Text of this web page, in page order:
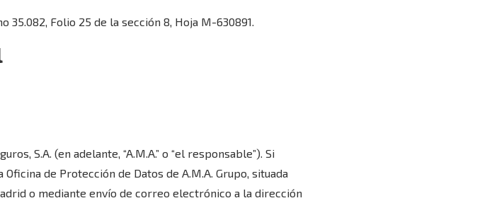
Folio 25 de la sección 8, Hoja M-630891.
S.A. (en adelante, “A.M.A.” o “el responsable”). Si
de Protección de Datos de A.M.A. Grupo, situada
o mediante envío de correo electrónico a la dirección